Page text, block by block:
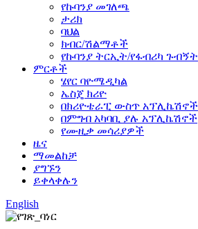
የኩባንያ መገለጫ
ታሪክ
ባህል
ክብር/ሽልማቶች
የኩባንያ ትርኢት/የፋብሪካ ጉብኝት
ምርቶች
ሄየር ባዮሜዲካል
ኤስጄ ክሪዮ
በክሪዮቴራፒ ውስጥ አፕሊኬሽኖች
በምግብ አካባቢ ያሉ አፕሊኬሽኖች
የሙዚቃ መሳሪያዎች
ዜና
ማመልከቻ
ያግኙን
ይቀላቀሉን
English